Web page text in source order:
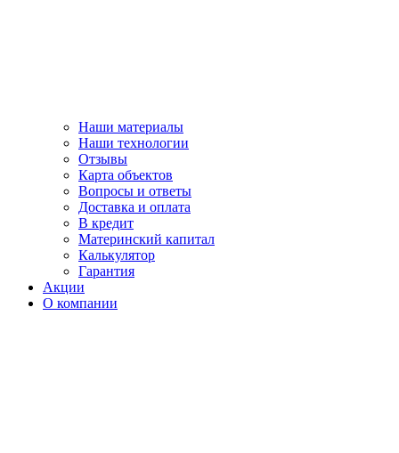
Наши материалы
Наши технологии
Отзывы
Карта объектов
Вопросы и ответы
Доставка и оплата
В кредит
Материнский капитал
Калькулятор
Гарантия
Акции
О компании